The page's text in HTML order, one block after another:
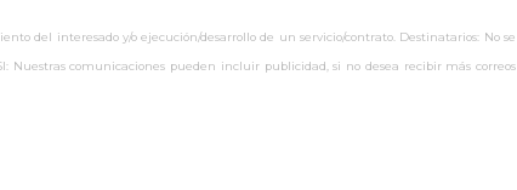
del interesado y/o ejecución/desarrollo de un servicio/contrato. Destinatarios: No se
Nuestras comunicaciones pueden incluir publicidad, si no desea recibir más correos